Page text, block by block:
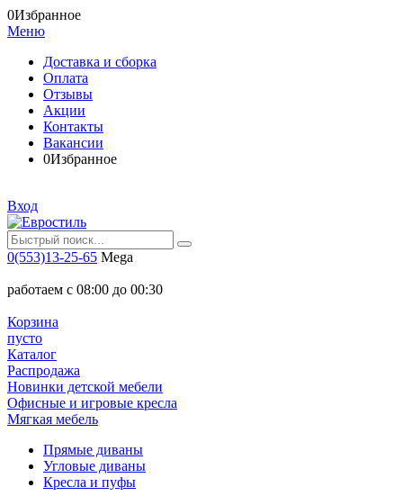
0Избранное
Меню
Доставка и сборка
Оплата
Отзывы
Акции
Контакты
Вакансии
0Избранное
Вход
0(553)13-25-65 Mega
работаем с 08:00 до 00:30
Корзина
пусто
Каталог
Распродажа
Новинки детской мебели
Офисные и игровые кресла
Мягкая мебель
Прямые диваны
Угловые диваны
Кресла и пуфы